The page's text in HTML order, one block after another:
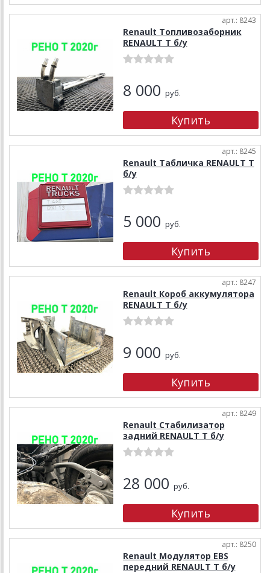
арт.: 8243
Renault Топливозаборник
RENAULT T б/у
8 000 руб.
арт.: 8245
Renault Табличка RENAULT T
б/у
5 000 руб.
арт.: 8247
Renault Короб аккумулятора
RENAULT T б/у
9 000 руб.
арт.: 8249
Renault Стабилизатор
задний RENAULT T б/у
28 000 руб.
арт.: 8250
Renault Модулятор EBS
передний RENAULT T б/у